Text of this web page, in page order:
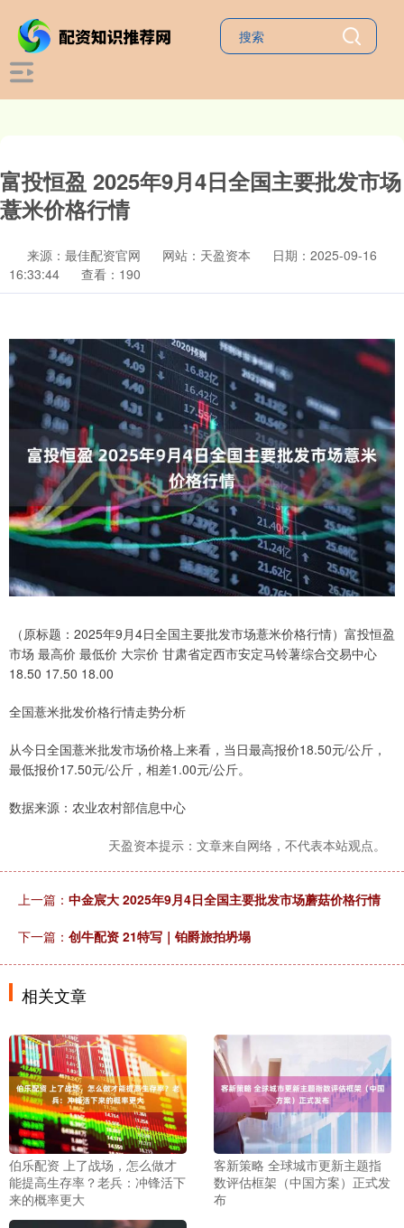
富投恒盈 2025年9月4日全国主要批发市场
薏米价格行情
来源：最佳配资官网 网站：天盈资本
日期：2025-09-16
16:33:44
查看：190
（原标题：2025年9月4日全国主要批发市场薏米价格行情）富投恒盈
市场 最高价 最低价 大宗价 甘肃省定西市安定马铃薯综合交易中心
18.50 17.50 18.00
全国薏米批发价格行情走势分析
从今日全国薏米批发市场价格上来看，当日最高报价18.50元/公斤，
最低报价17.50元/公斤，相差1.00元/公斤。
数据来源：农业农村部信息中心
天盈资本提示：文章来自网络，不代表本站观点。
上一篇： 中金宸大 2025年9月4日全国主要批发市场蘑菇价格行情
下一篇： 创牛配资 21特写｜铂爵旅拍坍塌
相关文章
伯乐配资 上了战场，怎么做才
能提高生存率？老兵：冲锋活下
来的概率更大
客新策略 全球城市更新主题指
数评估框架（中国方案）正式发
布